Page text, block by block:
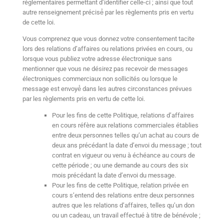
réglementaires permettant d’identifier celle-ci ; ainsi que tout
autre renseignement précisé́ par les règlements pris en vertu
de cette loi.
Vous comprenez que vous donnez votre consentement tacite
lors des relations d’affaires ou relations privées en cours, ou
lorsque vous publiez votre adresse électronique sans
mentionner que vous ne désirez pas recevoir de messages
électroniques commerciaux non sollicités ou lorsque le
message est envoyé́ dans les autres circonstances prévues
par les règlements pris en vertu de cette loi.
Pour les fins de cette Politique, relations d’affaires
en cours réfère aux relations commerciales établies
entre deux personnes telles qu’un achat au cours de
deux ans précédant la date d’envoi du message ; tout
contrat en vigueur ou venu à échéance au cours de
cette période ; ou une demande au cours des six
mois précédant la date d’envoi du message.
Pour les fins de cette Politique, relation privée en
cours s’entend des relations entre deux personnes
autres que les relations d’affaires, telles qu’un don
ou un cadeau, un travail effectué à titre de bénévole ;